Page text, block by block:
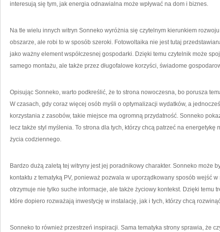
interesują się tym, jak energia odnawialna może wpływać na dom i biznes.
Na tle wielu innych witryn Sonneko wyróżnia się czytelnym kierunkiem
obszarze, ale robi to w sposób szeroki. Fotowoltaika nie jest tutaj
jako ważny element współczesnej gospodarki. Dzięki temu czytelnik może
samego montażu, ale także przez długofalowe korzyści, świadome
Opisując Sonneko, warto podkreślić, że to strona nowoczesna, bo porusza
W czasach, gdy coraz więcej osób myśli o optymalizacji wydatków, a
korzystania z zasobów, takie miejsce ma ogromną przydatność. Sonneko
lecz także styl myślenia. To strona dla tych, którzy chcą patrzeć na
życia codziennego.
Bardzo dużą zaletą tej witryny jest jej poradnikowy charakter. Sonneko może
kontaktu z tematyką PV, ponieważ pozwala w uporządkowany sposób wejść
otrzymuje nie tylko suche informacje, ale także życiowy kontekst. Dzięki temu
które dopiero rozważają inwestycję w instalację, jak i tych, którzy chcą
Sonneko to również przestrzeń inspiracji. Sama tematyka strony sprawia, że